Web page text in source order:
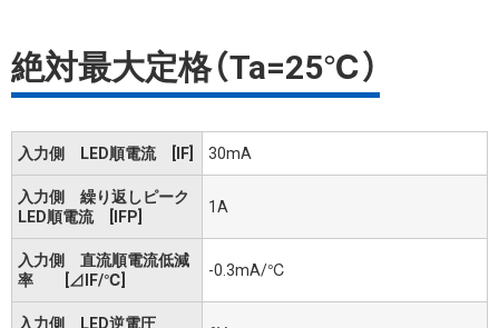
絶対最大定格（Ta=25℃）
入力側 LED順電流 [IF] 30mA
入力側 繰り返しピーク
LED順電流 [IFP]
1A
入力側 直流順電流低減
率 [⊿IF/℃]
-0.3mA/℃
入力側 LED逆電圧